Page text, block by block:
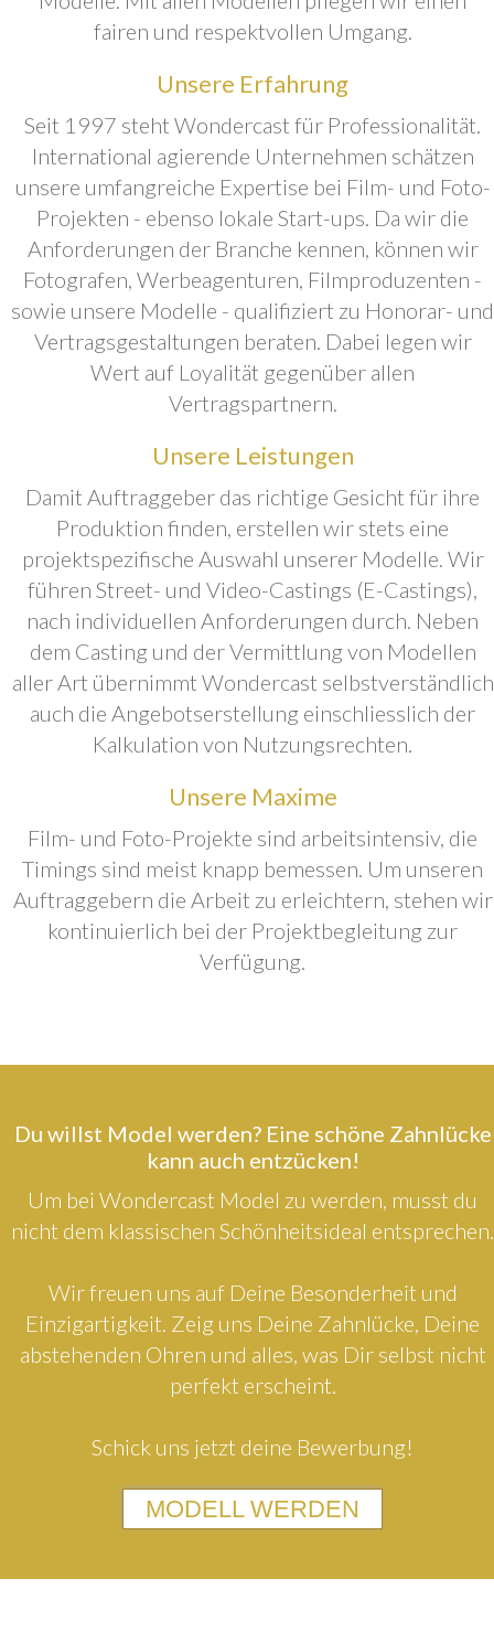
fairen und respektvollen Umgang.
Unsere Erfahrung
Seit 1997 steht Wondercast für Professionalität.
International agierende Unternehmen schätzen
unsere umfangreiche Expertise bei Film- und Foto-
Projekten - ebenso lokale Start-ups. Da wir die
Anforderungen der Branche kennen, können wir
Fotografen, Werbeagenturen, Filmproduzenten -
sowie unsere Modelle - qualifiziert zu Honorar- und
Vertragsgestaltungen beraten. Dabei legen wir
Wert auf Loyalität gegenüber allen
Vertragspartnern.
Unsere Leistungen
Damit Auftraggeber das richtige Gesicht für ihre
Produktion finden, erstellen wir stets eine
projektspezifische Auswahl unserer Modelle. Wir
führen Street- und Video-Castings (E-Castings),
nach individuellen Anforderungen durch. Neben
dem Casting und der Vermittlung von Modellen
aller Art übernimmt Wondercast selbstverständlich
auch die Angebotserstellung einschliesslich der
Kalkulation von Nutzungsrechten.
Unsere Maxime
Film- und Foto-Projekte sind arbeitsintensiv, die
Timings sind meist knapp bemessen. Um unseren
Auftraggebern die Arbeit zu erleichtern, stehen wir
kontinuierlich bei der Projektbegleitung zur
Verfügung.
Du willst Model werden? Eine schöne Zahnlücke
kann auch entzücken!
Um bei Wondercast Model zu werden, musst du
nicht dem klassischen Schönheitsideal entsprechen.
Wir freuen uns auf Deine Besonderheit und
Einzigartigkeit. Zeig uns Deine Zahnlücke, Deine
abstehenden Ohren und alles, was Dir selbst nicht
perfekt erscheint.
Schick uns jetzt deine Bewerbung!
MODELL WERDEN